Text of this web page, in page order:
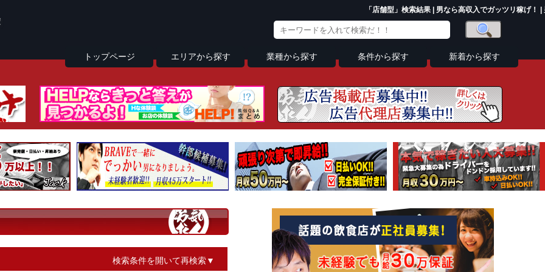
「店舗型」検索結果 | 男なら高収入でガッツリ稼げ！ |
トップページ エリアから探す 業種から探す 条件から探す 新着から探す
検索条件を開いて再検索▼